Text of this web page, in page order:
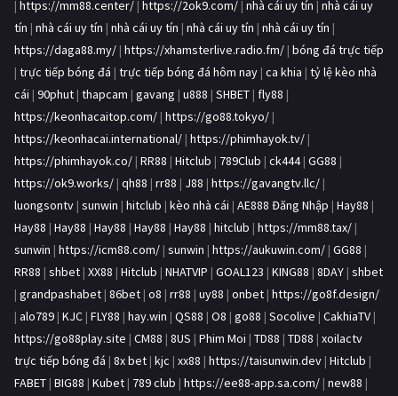
| https://mm88.center/ | https://2ok9.com/ | nhà cái uy tín | nhà cái uy
tín | nhà cái uy tín | nhà cái uy tín | nhà cái uy tín | nhà cái uy tín |
https://daga88.my/ | https://xhamsterlive.radio.fm/ | bóng đá trực tiếp
| trực tiếp bóng đá | trực tiếp bóng đá hôm nay | ca khia | tỷ lệ kèo nhà
cái | 90phut | thapcam | gavang | u888 | SHBET | fly88 |
https://keonhacaitop.com/ | https://go88.tokyo/ |
https://keonhacai.international/ | https://phimhayok.tv/ |
https://phimhayok.co/ | RR88 | Hitclub | 789Club | ck444| GG88 |
https://ok9.works/ | qh88 | rr88 | J88 | https://gavangtv.llc/ |
luongsontv | sunwin | hitclub | kèo nhà cái | AE888 Đăng Nhập | Hay88 |
Hay88 | Hay88 | Hay88 | Hay88 | Hay88 | hitclub | https://mm88.tax/ |
sunwin | https://icm88.com/ | sunwin | https://aukuwin.com/ | GG88 |
RR88 | shbet | XX88 | Hitclub | NHATVIP | GOAL123 | KING88 | 8DAY | shbet
| grandpashabet | 86bet | o8 | rr88 | uy88 | onbet | https://go8f.design/
| alo789 | KJC | FLY88 | hay.win | QS88 | O8 | go88 | Socolive | CakhiaTV |
https://go88play.site | CM88 | 8US | Phim Moi | TD88 | TD88 | xoilactv
trực tiếp bóng đá | 8x bet | kjc | xx88 | https://taisunwin.dev | Hitclub |
FABET | BIG88 | Kubet | 789 club | https://ee88-app.sa.com/ | new88 |